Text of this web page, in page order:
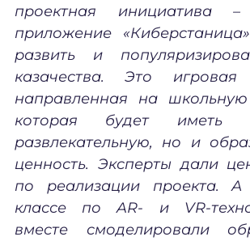
проектная инициатива –
приложение
развить и
казачества. Это игровая
направленная на
которая будет иметь
развлекательную, но и
ценность. Эксперты дали
по реализации проекта.
классе по AR- и VR-
вместе смоделировали